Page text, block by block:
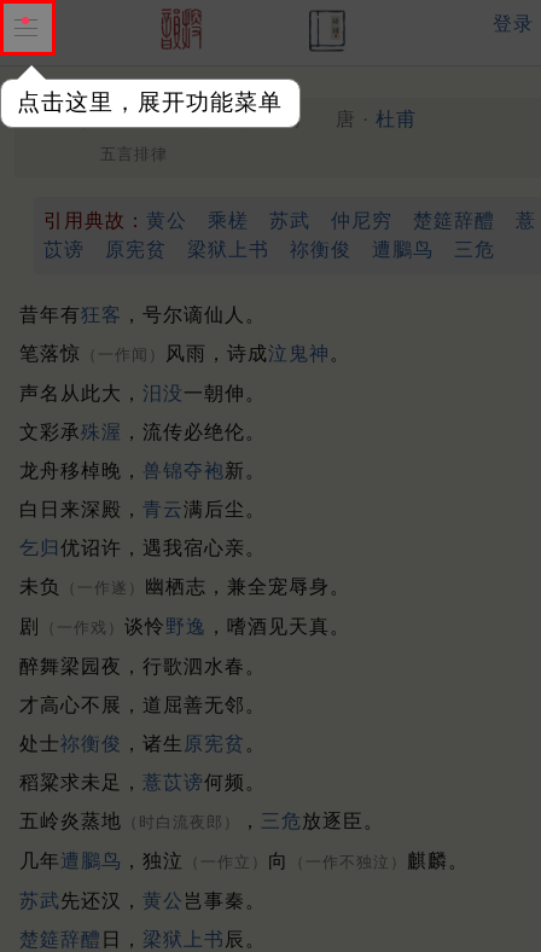
点击这里，展开功能菜单
登录
寄李十二白二十韵 （759年） 唐 · 杜甫
五言排律
引用典故： 黄公 乘槎 苏武 仲尼穷 楚筵辞醴
薏
苡谤
原宪贫 梁狱上书 祢衡俊 遭鵩鸟 三危
昔年有狂客 ，号尔谪仙人。
笔落惊
（一作闻） 风雨，诗成泣鬼神 。
声名从此大， 汨没一朝伸。
文彩承殊渥 ，流传必绝伦。
龙舟移棹晚， 兽锦夺袍新。
白日来深殿， 青云满后尘。
乞归优诏许，遇我宿心亲。
未负
（一作遂） 幽栖志，兼全宠辱身。
剧
（一作戏） 谈怜野逸 ，嗜酒见天真。
醉舞梁园夜，行歌泗水春。
才高心不展，道屈善无邻。
处士祢衡俊 ，诸生 原宪贫 。
稻粱求未足， 薏苡谤何频。
五岭炎蒸地 （时白流夜郎） ， 三危放逐臣。
几年遭鵩鸟 ，独泣 （一作立） 向 （一作不独泣）
麒麟。
苏武先还汉， 黄公 岂事秦。
楚筵辞醴 日， 梁狱 上书 辰。